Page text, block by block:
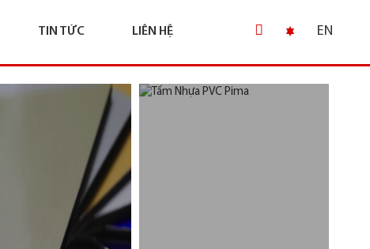
TIN TỨC LIÊN HỆ EN